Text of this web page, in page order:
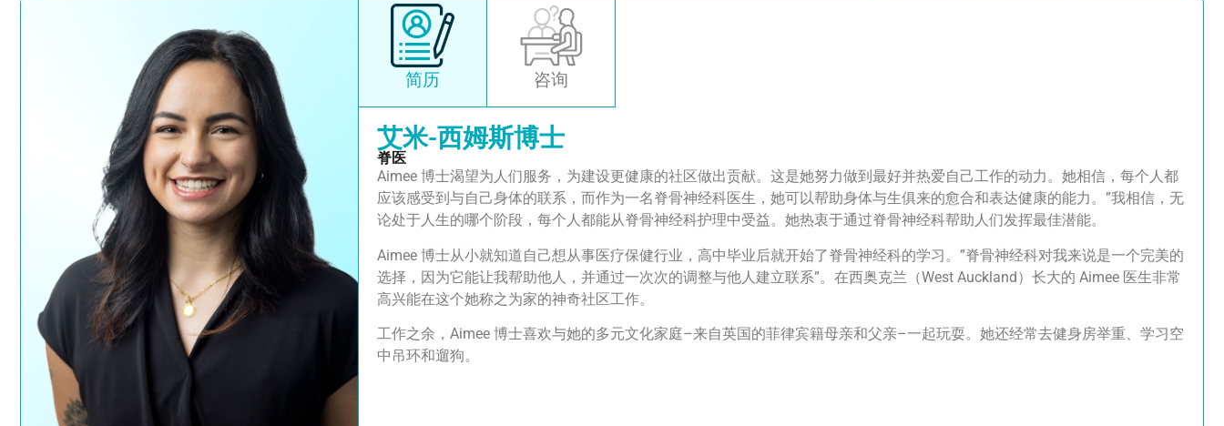
简历 咨询
艾米-西姆斯博士
脊医
Aimee 博士渴望为人们服务，为建设更健康的社区做出贡献。这是她努力做到最好并热爱自己工作的动力。她相信，每个人都
应该感受到与自己身体的联系，而作为一名脊骨神经科医生，她可以帮助身体与生俱来的愈合和表达健康的能力。”我相信，无
论处于人生的哪个阶段，每个人都能从脊骨神经科护理中受益。她热衷于通过脊骨神经科帮助人们发挥最佳潜能。
Aimee 博士从小就知道自己想从事医疗保健行业，高中毕业后就开始了脊骨神经科的学习。”脊骨神经科对我来说是一个完美的
选择，因为它能让我帮助他人，并通过一次次的调整与他人建立联系”。在西奥克兰（West Auckland）长大的 Aimee 医生非常
高兴能在这个她称之为家的神奇社区工作。
工作之余，Aimee 博士喜欢与她的多元文化家庭–来自英国的菲律宾籍母亲和父亲–一起玩耍。她还经常去健身房举重、学习空
中吊环和遛狗。